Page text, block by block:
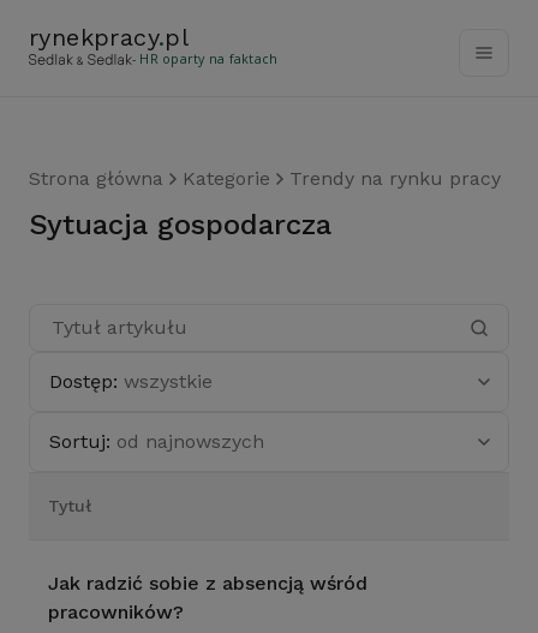
rynekpracy.pl
- HR oparty na faktach
Strona główna Kategorie Trendy na rynku pracy
sytuacja gospodarcza
Dostęp: wszystkie
Sortuj: od najnowszych
Tytuł
Jak radzić sobie z absencją wśród
pracowników?